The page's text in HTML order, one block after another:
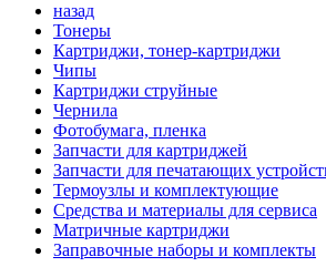
назад
Тонеры
Картриджи, тонер-картриджи
Чипы
Картриджи струйные
Чернила
Фотобумага, пленка
Запчасти для картриджей
Запчасти для печатающих
Термоузлы и комплектующие
Средства и материалы для сервиса
Матричные картриджи
Заправочные наборы и комплекты